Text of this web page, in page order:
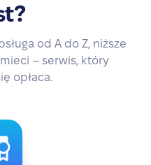
od A do Z, niższe
– serwis, który
opłaca.